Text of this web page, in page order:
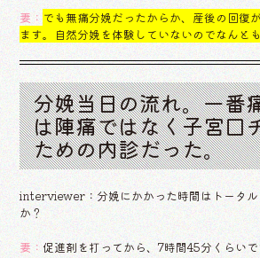
妻： でも無痛分娩だったからか、産後の回復
ます。自然分娩を体験していないのでなんと
分娩当日の流れ。一番
は陣痛ではなく子宮口
ための内診だった。
interviewer：分娩にかかった時間はトータル
か？
妻： 促進剤を打ってから、7時間45分くらいで